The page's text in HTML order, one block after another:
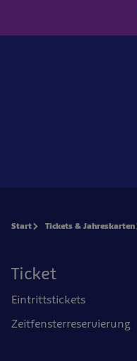
Start Tickets & Jahreskarten
Ticket
Eintrittstickets
Zeitfensterreservierung